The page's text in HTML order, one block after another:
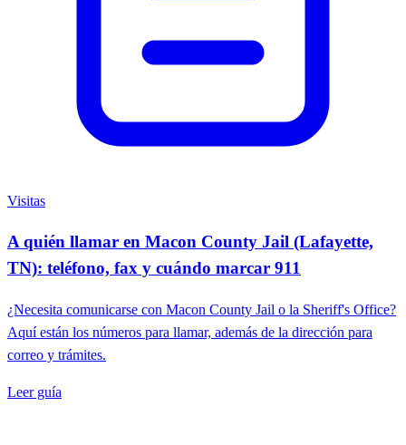
Visitas
A quién llamar en Macon County Jail (Lafayette,
TN): teléfono, fax y cuándo marcar 911
¿Necesita comunicarse con Macon County Jail o la Sheriff's Office?
Aquí están los números para llamar, además de la dirección para
correo y trámites.
Leer guía